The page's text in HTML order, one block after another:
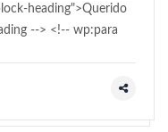
heading">Querido
--> <!-- wp:para